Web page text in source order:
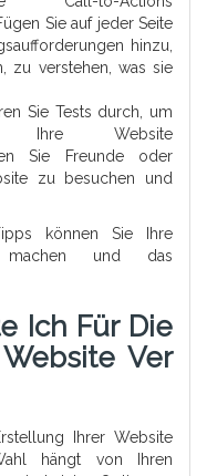
Sie auf jeder Seite
hinzu,
zu verstehen, was sie
Sie Tests durch, um
Ihre Website
Sie Freunde oder
zu besuchen und
können Sie Ihre
machen und das
Ich Für Die
Ver
Ihrer Website
hängt von Ihren